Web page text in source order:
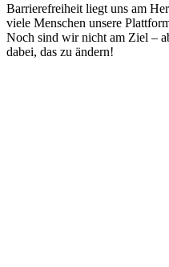
Barrierefreiheit liegt uns am
viele Menschen unsere
Noch sind wir nicht am Ziel –
dabei, das zu ändern!